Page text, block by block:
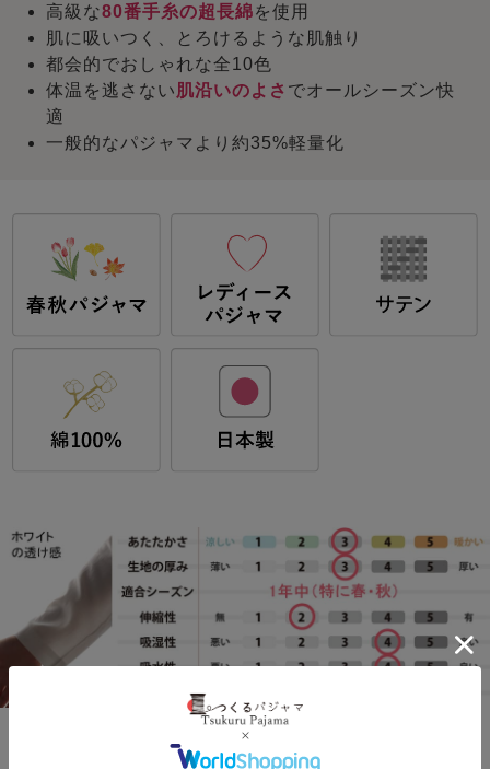
高級な80番手糸の超長綿を使用
肌に吸いつく、とろけるような肌触り
都会的でおしゃれな全10色
体温を逃さない肌沿いのよさ でオールシーズン快
適
一般的なパジャマより約35%軽量化